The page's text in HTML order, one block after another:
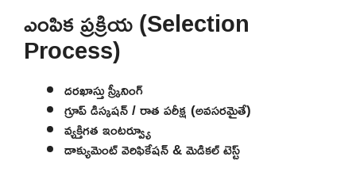
ఎంపిక ప్రక్రియ (Selection
Process)
దరఖాస్తు స్క్రీనింగ్
గ్రూప్ డిస్కషన్ / రాత పరీక్ష (అవసరమైతే)
వ్యక్తిగత ఇంటర్వ్యూ
డాక్యుమెంట్ వెరిఫికేషన్ & మెడికల్ టెస్ట్